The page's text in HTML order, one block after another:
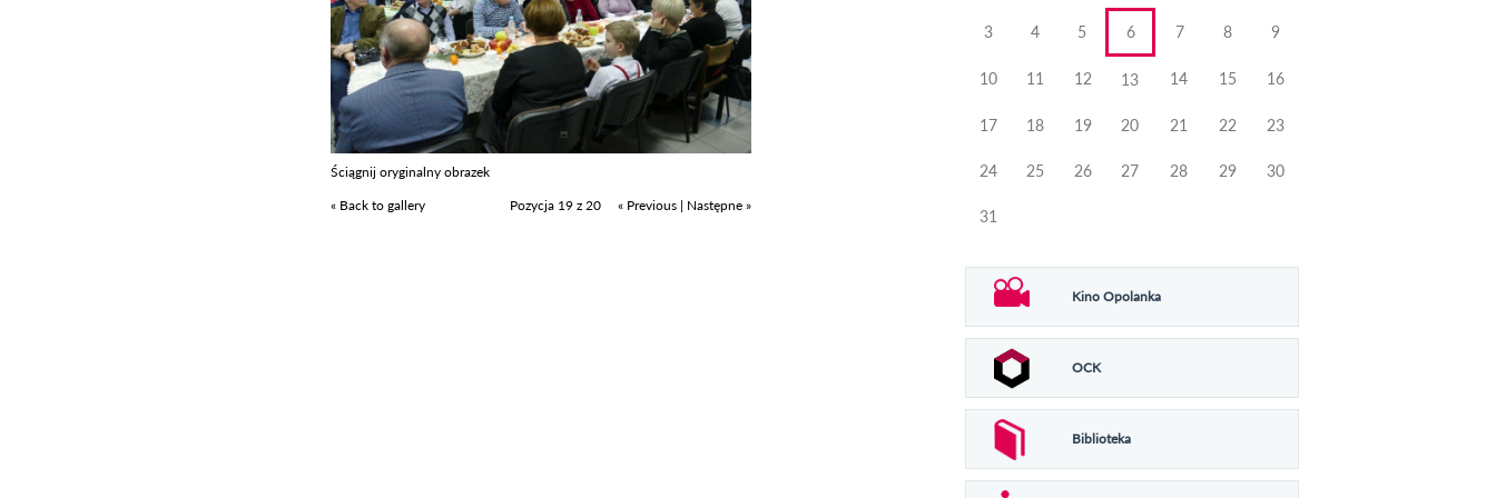
Ściągnij oryginalny obrazek
« Back to gallery
Pozycja 19 z 20 « Previous | Następne »
3 4 5 6 7 8 9
10 11 12 13 14 15 16
17 18 19 20 21 22 23
24 25 26 27 28 29 30
31
Kino Opolanka
OCK
Biblioteka